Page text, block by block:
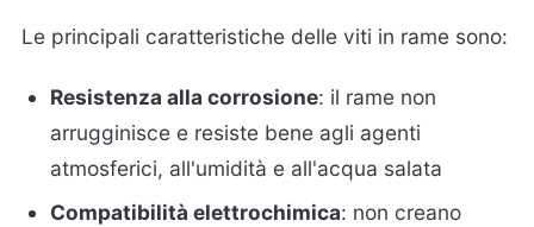
Le principali caratteristiche delle viti in rame sono:
Resistenza alla corrosione: il rame non
arrugginisce e resiste bene agli agenti
atmosferici, all'umidità e all'acqua salata
Compatibilità elettrochimica: non creano